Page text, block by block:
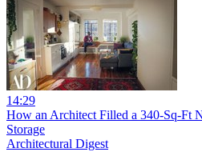
14:29
How an Architect Filled a 340-Sq-Ft
Storage
Architectural Digest